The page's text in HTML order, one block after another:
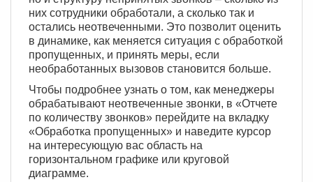
них сотрудники обработали, а сколько так и
остались неотвеченными. Это позволит оценить
в динамике, как меняется ситуация с обработкой
пропущенных, и принять меры, если
необработанных вызовов становится больше.
Чтобы подробнее узнать о том, как менеджеры
обрабатывают неотвеченные звонки, в «Отчете
по количеству звонков» перейдите на вкладку
«Обработка пропущенных» и наведите курсор
на интересующую вас область на
горизонтальном графике или круговой
диаграмме.